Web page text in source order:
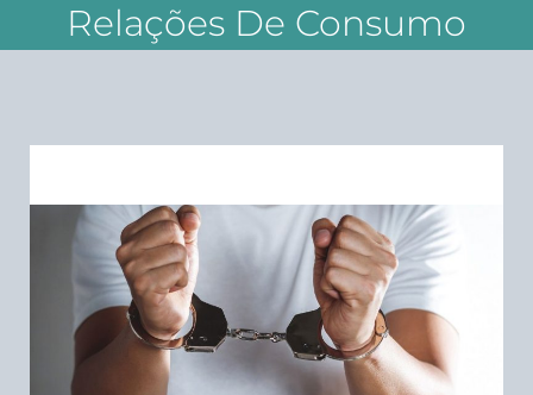
Relações De Consumo